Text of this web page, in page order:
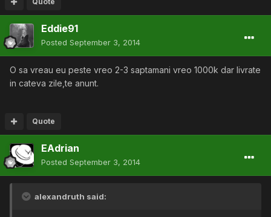
Eddie91
Posted September 3, 2014
O sa vreau eu peste vreo 2-3 saptamani vreo 1000k dar livrate
in cateva zile,te anunt.
Quote
EAdrian
Posted September 3, 2014
alexandruth said: